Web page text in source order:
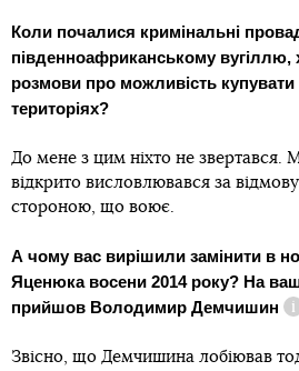
Коли почалися кримінальні
південноафриканському вугіллю,
розмови про можливість
територіях?
До мене з цим ніхто не
відкрито висловлювався за
стороною, що воює.
А чому вас вирішили замінити в
Яценюка восени 2014 року? На
прийшов Володимир Демчишин
Звісно, що Демчишина лобіював